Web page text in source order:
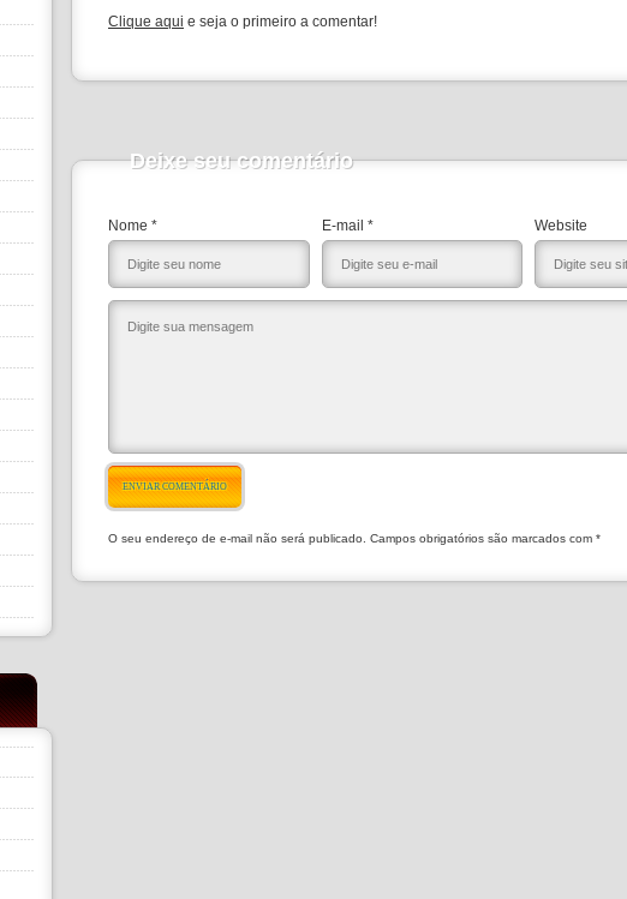
Clique aqui e seja o primeiro a comentar!
Deixe seu comentário
Nome * E-mail * Website
ENVIAR COMENTÁRIO
O seu endereço de e-mail não será publicado. Campos obrigatórios são marcados com *